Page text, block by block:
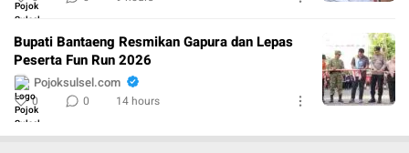
Bupati Bantaeng Resmikan Gapura dan Lepas
Peserta Fun Run 2026
Pojoksulsel.com
0 0 14 hours